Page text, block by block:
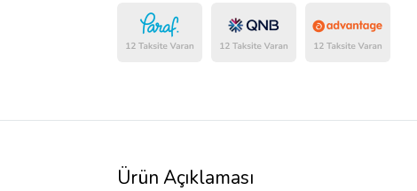
Ürün Açıklaması